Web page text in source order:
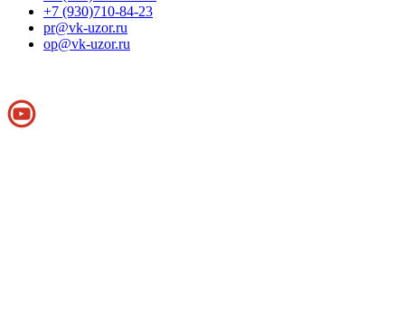
+7 (930)710-84-23
pr@vk-uzor.ru
op@vk-uzor.ru